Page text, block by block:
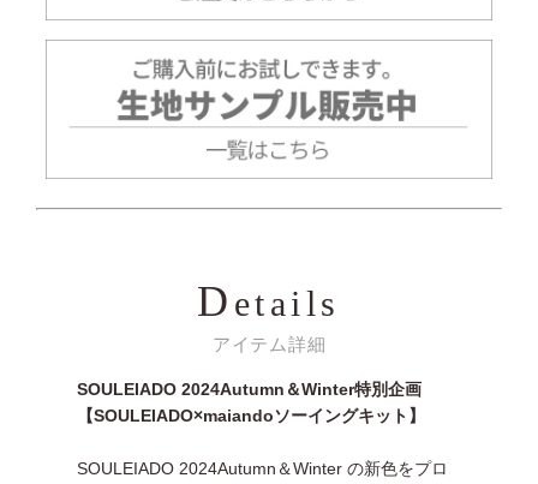
D etails
アイテム詳細
SOULEIADO 2024Autumn＆Winter特別企画
【SOULEIADO×maiandoソーイングキット】
SOULEIADO 2024Autumn＆Winter の新色をプロ